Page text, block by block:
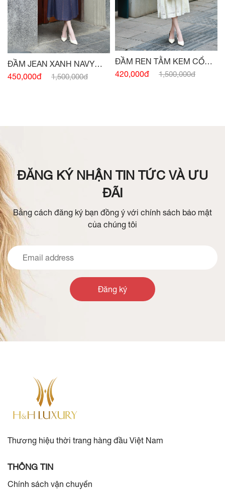
ĐẦM JEAN XANH NAVY
SÁT NÁCH ĐAI EO
450,000đ 1,500,000đ
ĐẦM REN TẰM KEM CỔ
ĐỨC
420,000đ 1,500,000đ
ĐĂNG KÝ NHẬN TIN TỨC VÀ ƯU
ĐÃI
Bằng cách đăng ký bạn đồng ý với chính sách bảo mật
của chúng tôi
Đăng ký
Thương hiệu thời trang hàng đầu Việt Nam
THÔNG TIN
Chính sách vận chuyển